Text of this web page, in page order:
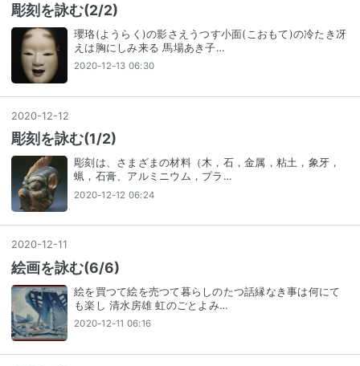
彫刻を詠む(2/2)
瓔珞(ようらく)の影さえうつす小面(こおもて)の冷たき冴
えは胸にしみ来る 馬場あき子…
2020-12-13 06:30
2020-12-12
彫刻を詠む(1/2)
彫刻は、さまざまの材料（木，石，金属，粘土，象牙，
蝋，石膏、アルミニウム，プラ…
2020-12-12 06:24
2020-12-11
絵画を詠む(6/6)
絵を買つて絵を売つて暮らしのたつ話縁なき事は何にて
も楽し 清水房雄 虹のごとよみ…
2020-12-11 06:16